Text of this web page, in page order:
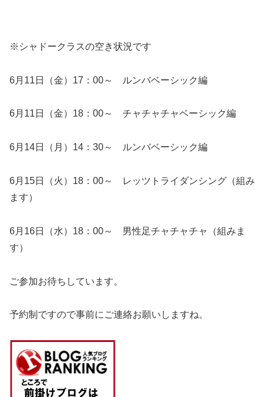
※シャドークラスの空き状況です
6月11日（金）17：00～ ルンバベーシック編
6月11日（金）18：00～ チャチャチャベーシック編
6月14日（月）14：30～ ルンバベーシック編
6月15日（火）18：00～ レッツトライダンシング（組み
ます）
6月16日（水）18：00～ 男性足チャチャチャ（組みま
す）
ご参加お待ちしています。
予約制ですので事前にご連絡お願いしますね。